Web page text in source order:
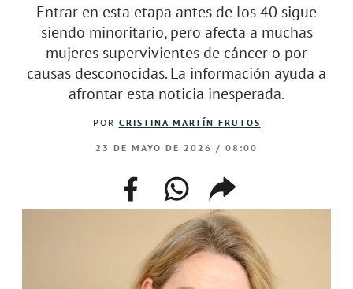
Entrar en esta etapa antes de los 40 sigue
siendo minoritario, pero afecta a muchas
mujeres supervivientes de cáncer o por
causas desconocidas. La información ayuda a
afrontar esta noticia inesperada.
POR CRISTINA MARTÍN FRUTOS
23 DE MAYO DE 2026 / 08:00
facebookwhatsappcompartir
enlace